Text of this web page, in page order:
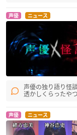
電脳コイル
イサコ
声優 ニュース
声優の独り語り怪
透かしくらったや
声優 ニュース